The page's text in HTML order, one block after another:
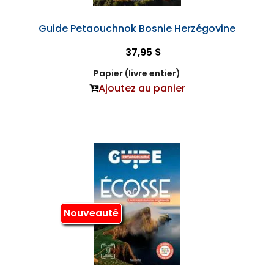
Guide Petaouchnok Bosnie Herzégovine
37,95 $
Papier (livre entier)
Ajoutez au panier
Nouveauté